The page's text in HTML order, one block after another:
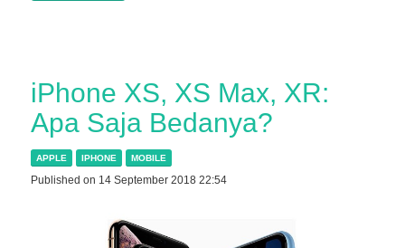
iPhone XS, XS Max, XR:
Apa Saja Bedanya?
APPLE IPHONE MOBILE
Published on 14 September 2018 22:54